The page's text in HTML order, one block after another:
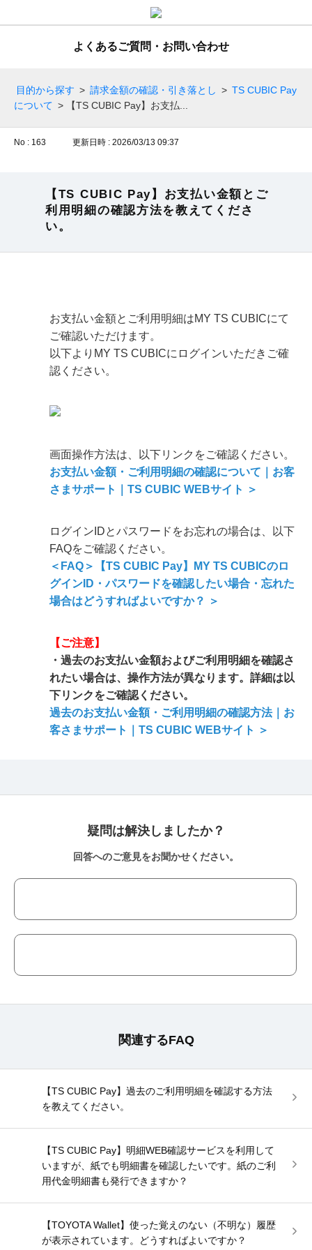
よくあるご質問・お問い合わせ
目的から探す > 請求金額の確認・引き落とし > TS CUBIC Pay
について > 【TS CUBIC Pay】お支払...
No : 163 更新日時 : 2026/03/13 09:37
【TS CUBIC Pay】お支払い金額とご
利用明細の確認方法を教えてくださ
い。
お支払い金額とご利用明細はMY TS CUBICにて
ご確認いただけます。
以下よりMY TS CUBICにログインいただきご確
認ください。
画面操作方法は、以下リンクをご確認ください。
お支払い金額・ご利用明細の確認について｜お客
さまサポート｜TS CUBIC WEBサイト ＞
ログインIDとパスワードをお忘れの場合は、以下
FAQをご確認ください。
＜FAQ＞【TS CUBIC Pay】MY TS CUBICのロ
グインID・パスワードを確認したい場合・忘れた
場合はどうすればよいですか？ ＞
【ご注意】
・過去のお支払い金額およびご利用明細を確認さ
れたい場合は、操作方法が異なります。詳細は以
下リンクをご確認ください。
過去のお支払い金額・ご利用明細の確認方法｜お
客さまサポート｜TS CUBIC WEBサイト ＞
疑問は解決しましたか？
回答へのご意見をお聞かせください。
関連するFAQ
【TS CUBIC Pay】過去のご利用明細を確認する方法
を教えてください。
【TS CUBIC Pay】明細WEB確認サービスを利用して
いますが、紙でも明細書を確認したいです。紙のご利
用代金明細書も発行できますか？
【TOYOTA Wallet】使った覚えのない（不明な）履歴
が表示されています。どうすればよいですか？